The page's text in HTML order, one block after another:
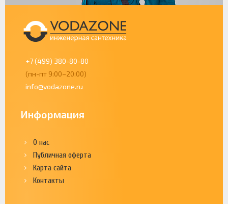
+7 (499) 380-80-80
(пн-пт 9:00–20:00)
info@vodazone.ru
Информация
О нас
Публичная оферта
Карта сайта
Контакты